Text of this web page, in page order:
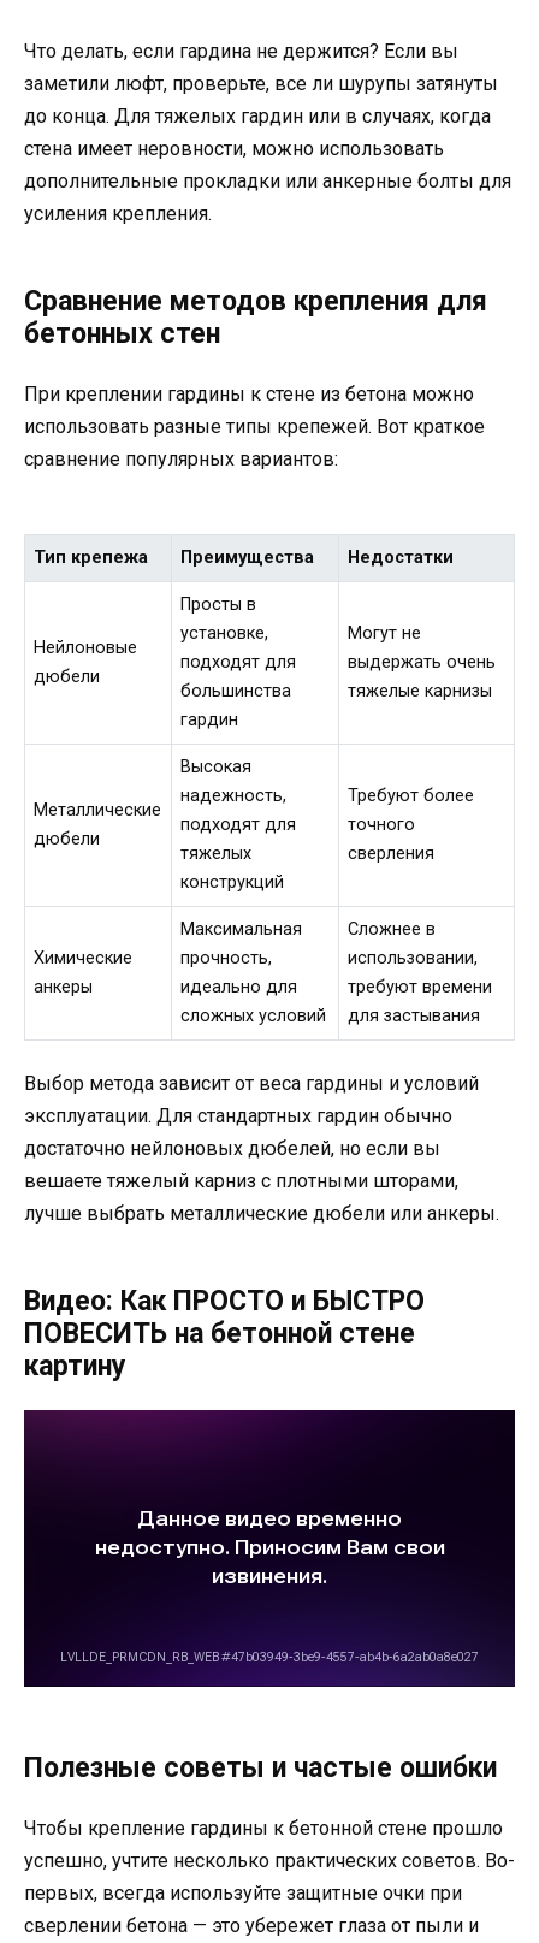
Что делать, если гардина не держится? Если вы
заметили люфт, проверьте, все ли шурупы затянуты
до конца. Для тяжелых гардин или в случаях, когда
стена имеет неровности, можно использовать
дополнительные прокладки или анкерные болты для
усиления крепления.
Сравнение методов крепления для
бетонных стен
При креплении гардины к стене из бетона можно
использовать разные типы крепежей. Вот краткое
сравнение популярных вариантов:
Тип крепежа Преимущества Недостатки
Нейлоновые
дюбели
Просты в
установке,
подходят для
большинства
гардин
Могут не
выдержать очень
тяжелые карнизы
Металлические
дюбели
Высокая
надежность,
подходят для
тяжелых
конструкций
Требуют более
точного
сверления
Химические
анкеры
Максимальная
прочность,
идеально для
сложных условий
Сложнее в
использовании,
требуют времени
для застывания
Выбор метода зависит от веса гардины и условий
эксплуатации. Для стандартных гардин обычно
достаточно нейлоновых дюбелей, но если вы
вешаете тяжелый карниз с плотными шторами,
лучше выбрать металлические дюбели или анкеры.
Видео: Как ПРОСТО и БЫСТРО
ПОВЕСИТЬ на бетонной стене
картину
Полезные советы и частые ошибки
Чтобы крепление гардины к бетонной стене прошло
успешно, учтите несколько практических советов. Во-
первых, всегда используйте защитные очки при
сверлении бетона — это убережет глаза от пыли и